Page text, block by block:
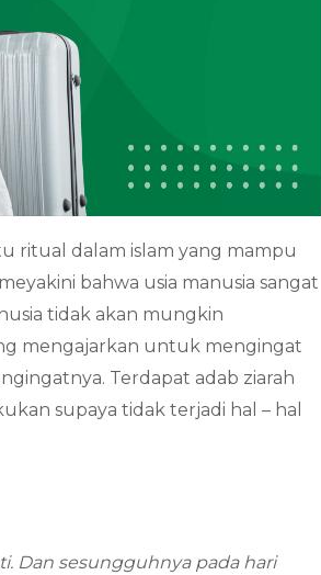
ritual dalam islam yang mampu
bahwa usia manusia sangat
tidak akan mungkin
mengajarkan untuk mengingat
Terdapat adab ziarah
supaya tidak terjadi hal – hal
Dan sesungguhnya pada hari